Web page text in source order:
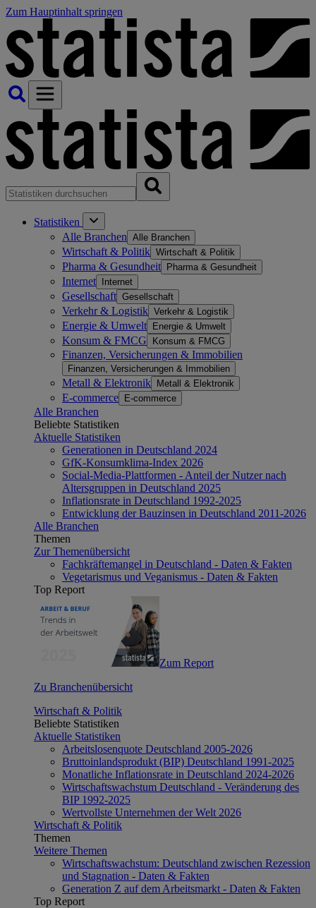
Zum Hauptinhalt springen
Statistiken
Alle Branchen Alle Branchen
Wirtschaft & Politik Wirtschaft & Politik
Pharma & Gesundheit Pharma & Gesundheit
Internet Internet
Gesellschaft Gesellschaft
Verkehr & Logistik Verkehr & Logistik
Energie & Umwelt Energie & Umwelt
Konsum & FMCG Konsum & FMCG
Finanzen, Versicherungen & Immobilien
Finanzen, Versicherungen & Immobilien
Metall & Elektronik Metall & Elektronik
E-commerce E-commerce
Alle Branchen
Beliebte Statistiken
Aktuelle Statistiken
Generationen in Deutschland 2024
GfK-Konsumklima-Index 2026
Social-Media-Plattformen - Anteil der Nutzer nach
Altersgruppen in Deutschland 2025
Inflationsrate in Deutschland 1992-2025
Entwicklung der Bauzinsen in Deutschland 2011-2026
Alle Branchen
Themen
Zur Themenübersicht
Fachkräftemangel in Deutschland - Daten & Fakten
Vegetarismus und Veganismus - Daten & Fakten
Top Report
Zum Report
Zu Branchenübersicht
Wirtschaft & Politik
Beliebte Statistiken
Aktuelle Statistiken
Arbeitslosenquote Deutschland 2005-2026
Bruttoinlandsprodukt (BIP) Deutschland 1991-2025
Monatliche Inflationsrate in Deutschland 2024-2026
Wirtschaftswachstum Deutschland - Veränderung des
BIP 1992-2025
Wertvollste Unternehmen der Welt 2026
Wirtschaft & Politik
Themen
Weitere Themen
Wirtschaftswachstum: Deutschland zwischen Rezession
und Stagnation - Daten & Fakten
Generation Z auf dem Arbeitsmarkt - Daten & Fakten
Top Report